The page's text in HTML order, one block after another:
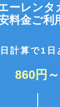
ーレンタ
料金ご利
計算で1日
860円 ～